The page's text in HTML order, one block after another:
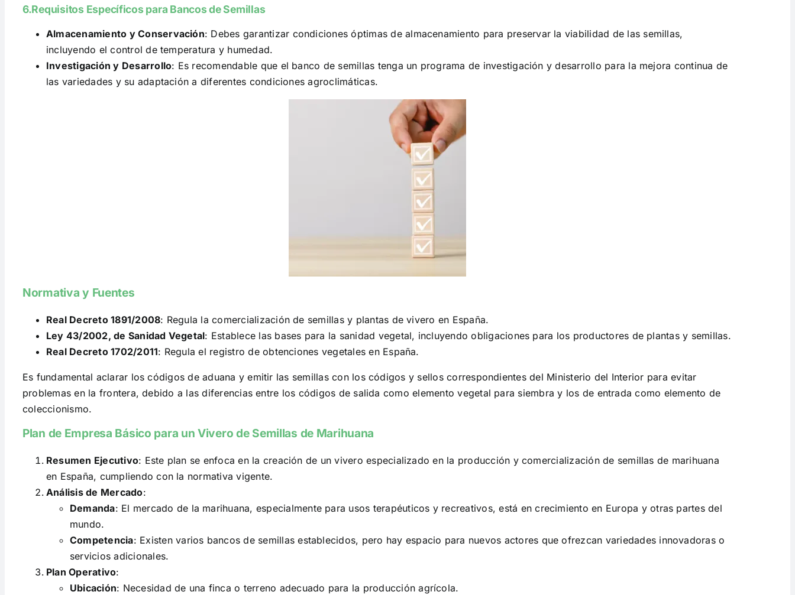
6.Requisitos Específicos para Bancos de Semillas
Almacenamiento y Conservación: Debes garantizar condiciones óptimas de almacenamiento para preservar la viabilidad de las semillas,
incluyendo el control de temperatura y humedad.
Investigación y Desarrollo: Es recomendable que el banco de semillas tenga un programa de investigación y desarrollo para la mejora continua de
las variedades y su adaptación a diferentes condiciones agroclimáticas.
Normativa y Fuentes
Real Decreto 1891/2008: Regula la comercialización de semillas y plantas de vivero en España.
Ley 43/2002, de Sanidad Vegetal: Establece las bases para la sanidad vegetal, incluyendo obligaciones para los productores de plantas y semillas.
Real Decreto 1702/2011: Regula el registro de obtenciones vegetales en España.
Es fundamental aclarar los códigos de aduana y emitir las semillas con los códigos y sellos correspondientes del Ministerio del Interior para evitar
problemas en la frontera, debido a las diferencias entre los códigos de salida como elemento vegetal para siembra y los de entrada como elemento de
coleccionismo.
Plan de Empresa Básico para un Vivero de Semillas de Marihuana
Resumen Ejecutivo: Este plan se enfoca en la creación de un vivero especializado en la producción y comercialización de semillas de marihuana
en España, cumpliendo con la normativa vigente.
Análisis de Mercado:
Demanda: El mercado de la marihuana, especialmente para usos terapéuticos y recreativos, está en crecimiento en Europa y otras partes del
mundo.
Competencia: Existen varios bancos de semillas establecidos, pero hay espacio para nuevos actores que ofrezcan variedades innovadoras o
servicios adicionales.
Plan Operativo:
Ubicación: Necesidad de una finca o terreno adecuado para la producción agrícola.